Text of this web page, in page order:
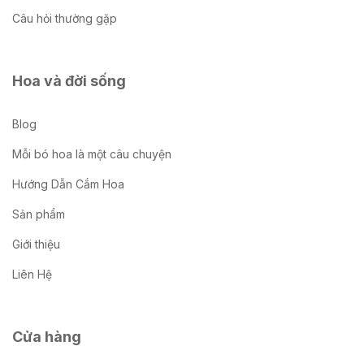
Câu hỏi thường gặp
Hoa và đời sống
Blog
Mỗi bó hoa là một câu chuyện
Hướng Dẫn Cắm Hoa
Sản phẩm
Giới thiệu
Liên Hệ
Cửa hàng